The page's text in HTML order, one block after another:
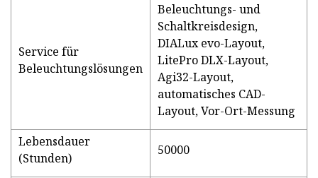
Service für
Beleuchtungslösungen
Beleuchtungs- und
Schaltkreisdesign,
DIALux evo-Layout,
LitePro DLX-Layout,
Agi32-Layout,
automatisches CAD-
Layout, Vor-Ort-Messung
Lebensdauer
(Stunden)
50000